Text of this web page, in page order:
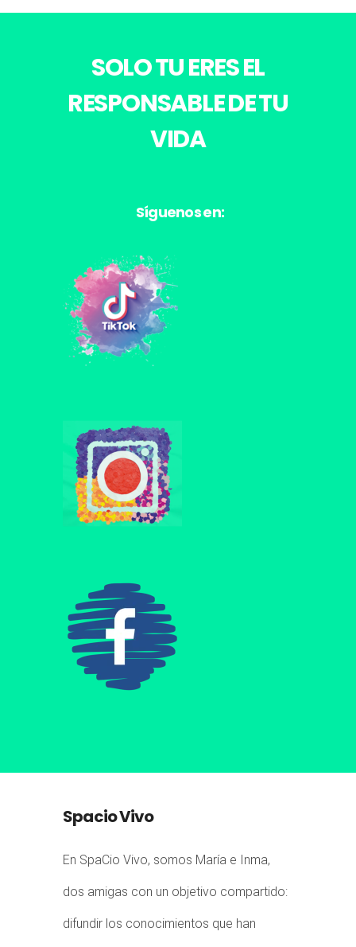
SOLO TU ERES EL
RESPONSABLE DE TU
VIDA
Síguenos en:
Spacio Vivo
En SpaCio Vivo, somos María e Inma,
dos amigas con un objetivo compartido:
difundir los conocimientos que han